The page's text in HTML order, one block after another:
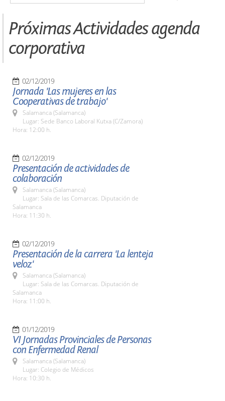
Próximas Actividades agenda
corporativa
02/12/2019
Jornada 'Las mujeres en las
Cooperativas de trabajo'
Salamanca (Salamanca)
Lugar: Sede Banco Laboral Kutxa (C/Zamora)
Hora: 12:00 h.
02/12/2019
Presentación de actividades de
colaboración
Salamanca (Salamanca)
Lugar: Sala de las Comarcas. Diputación de
Salamanca
Hora: 11:30 h.
02/12/2019
Presentación de la carrera 'La lenteja
veloz'
Salamanca (Salamanca)
Lugar: Sala de las Comarcas. Diputación de
Salamanca
Hora: 11:00 h.
01/12/2019
VI Jornadas Provinciales de Personas
con Enfermedad Renal
Salamanca (Salamanca)
Lugar: Colegio de Médicos
Hora: 10:30 h.